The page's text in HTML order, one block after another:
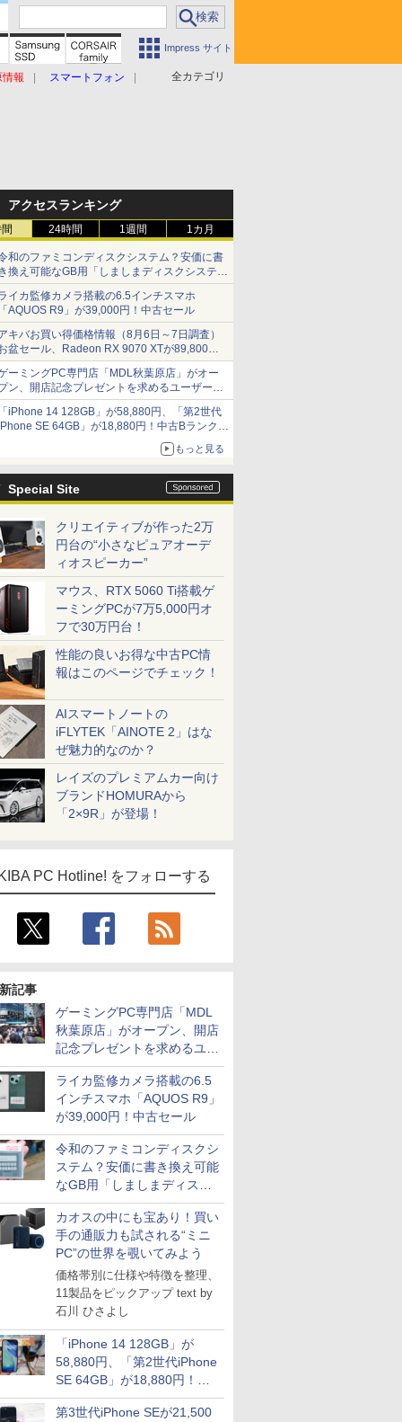
Impress サイト
全カテゴリ
情報 スマートフォン
アクセスランキング
24時間 1週間 1カ月
和のファミコンディスクシステム？安価に書
換え可能なGB用「しましまディスクシステ
」
イカ監修カメラ搭載の6.5インチスマホ
AQUOS R9」が39,000円！中古セール
キバお買い得価格情報（8月6日～7日調査）
盆セール、Radeon RX 9070 XTが89,800
、水平周波数24.8kHz対応の17型モニターが
円、暑さ指数連動セール ほか
ーミングPC専門店「MDL秋葉原店」がオー
ン、開店記念プレゼントを求めるユーザーが
し寄せ長蛇の列に
iPhone 14 128GB」が58,880円、「第2世代
SE 64GB」が18,880円！中古Bランク品
もっと見る
Special Site
クリエイティブが作った2万
円台の“小さなピュアオーデ
ィオスピーカー”
マウス、RTX 5060 Ti搭載ゲ
ーミングPCが7万5,000円オ
フで30万円台！
性能の良いお得な中古PC情
報はこのページでチェック！
AIスマートノートの
iFLYTEK「AINOTE 2」はな
ぜ魅力的なのか？
レイズのプレミアムカー向け
ブランドHOMURAから
「2×9R」が登場！
PC Hotline! をフォローする
記事
ゲーミングPC専門店「MDL
秋葉原店」がオープン、開店
記念プレゼントを求めるユー
ザーが押し寄せ長蛇の列に
ライカ監修カメラ搭載の6.5
インチスマホ「AQUOS R9」
が39,000円！中古セール
令和のファミコンディスクシ
ステム？安価に書き換え可能
なGB用「しましまディスク
システム」
カオスの中にも宝あり！買い
手の通販力も試される“ミニ
PC”の世界を覗いてみよう
価格帯別に仕様や特徴を整理、
11製品をピックアップ text by
石川 ひさよし
「iPhone 14 128GB」が
58,880円、「第2世代iPhone
SE 64GB」が18,880円！中
古Bランク品セール
第3世代iPhone SEが21,500